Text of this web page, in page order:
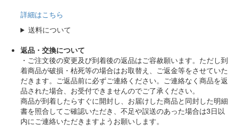
詳細はこちら
送料について
返品・交換について
・ご注文後の変更及び到着後の返品はご容赦願います。ただし到
着商品が破損・枯死等の場合はお取替え、ご返金等をさせていた
だきます。ご返品前に必ずご連絡ください。ご連絡なく商品を返
品された場合、お受付できませんのでご了承ください。
商品が到着したらすぐに開封し、お届けした商品と同封した明細
書を照合してご確認いただき、不足や誤送のあった場合は3日以
内にご連絡いただきますようお願いします。